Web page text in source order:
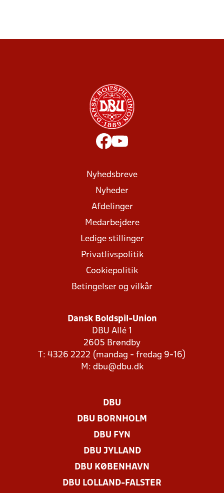
Nyhedsbreve
Nyheder
Afdelinger
Medarbejdere
Ledige stillinger
Privatlivspolitik
Cookiepolitik
Betingelser og vilkår
Dansk Boldspil-Union
DBU Allé 1
2605 Brøndby
T: 4326 2222 (mandag - fredag 9-16)
M: dbu@dbu.dk
DBU
DBU BORNHOLM
DBU FYN
DBU JYLLAND
DBU KØBENHAVN
DBU LOLLAND-FALSTER